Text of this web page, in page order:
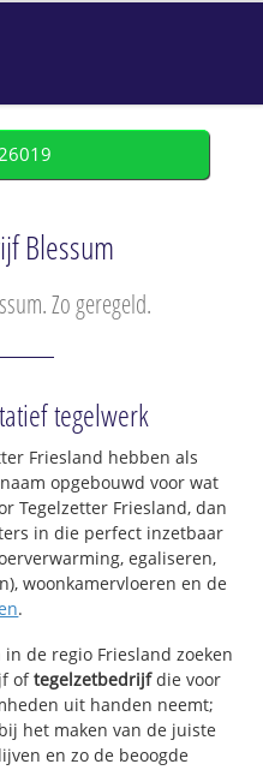
Blessum
Zo geregeld.
tegelwerk
Friesland hebben als
opgebouwd voor wat
Tegelzetter Friesland, dan
in die perfect inzetbaar
egaliseren,
woonkamervloeren en de
.
de regio Friesland zoeken
oftegelzetbedrijfdie voor
uit handen neemt;
het maken van de juiste
en zo de beoogde